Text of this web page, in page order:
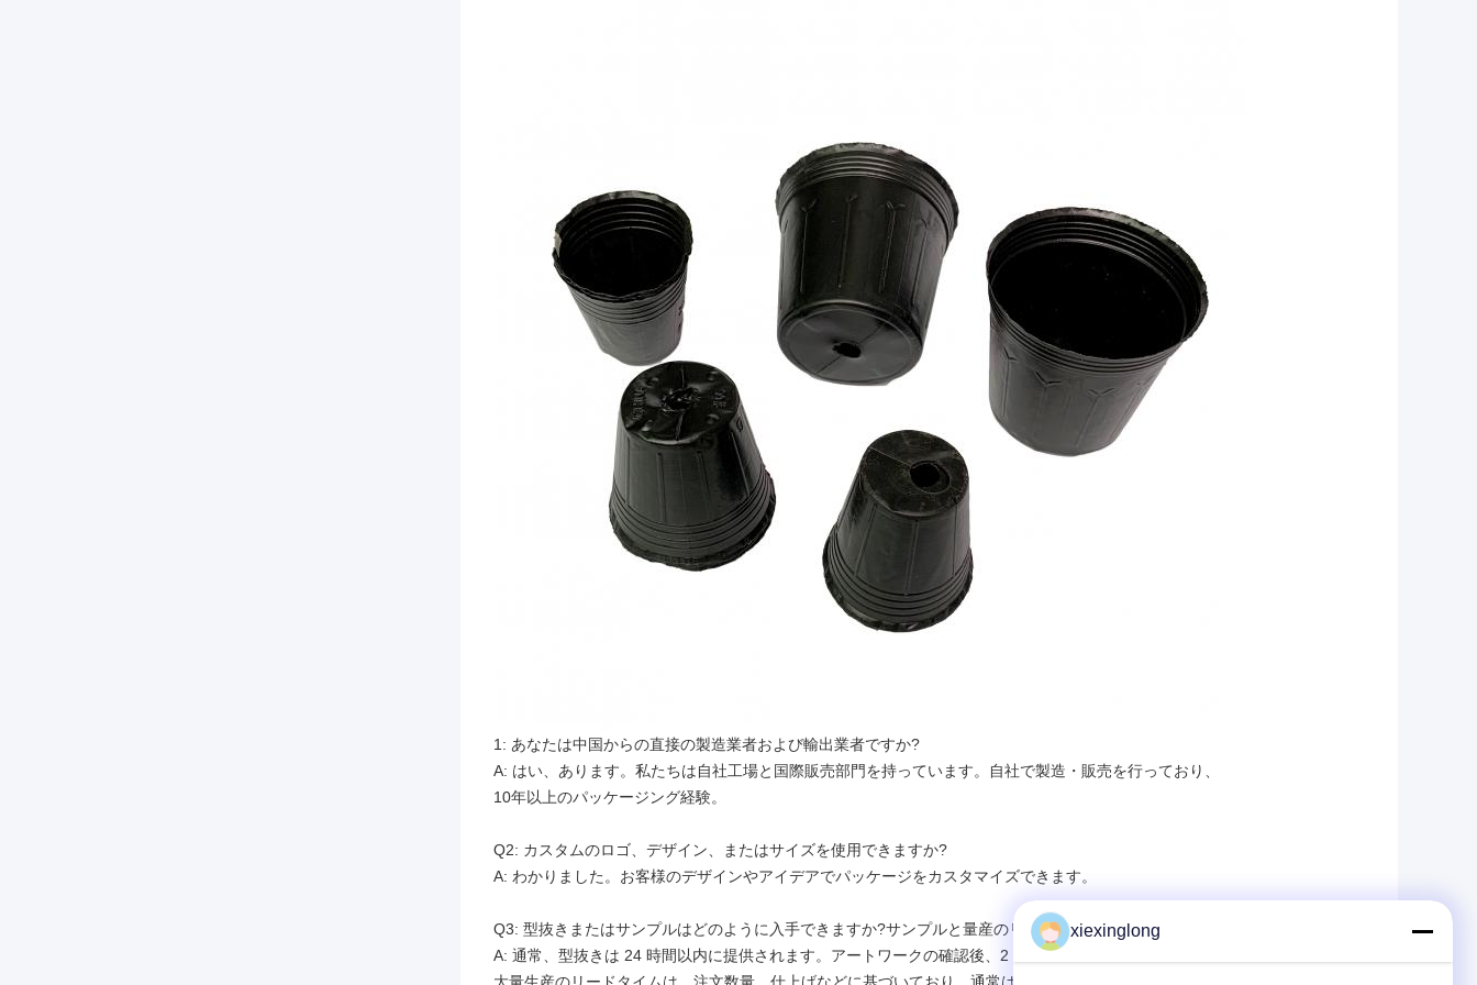
1: あなたは中国からの直接の製造業者および輸出業者ですか?
A: はい、あります。私たちは自社工場と国際販売部門を持っています。自社で製造・販売を行っており、
10年以上のパッケージング経験。
Q2: カスタムのロゴ、デザイン、またはサイズを使用できますか?
A: わかりました。お客様のデザインやアイデアでパッケージをカスタマイズできます。
Q3: 型抜きまたはサンプルはどのように入手できますか?サンプルと量産のリードタイムは？
A: 通常、型抜きは 24 時間以内に提供されます。アートワークの確認後、2 ～ 7 営業日でサンプルを提供します。
xiexinglong